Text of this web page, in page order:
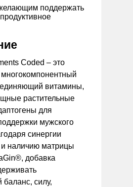
поддержать
Coded – это
витамины,
растительные
для
мужского
синергии
и наличию матрицы
добавка
силу,